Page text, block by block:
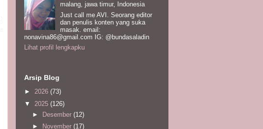
malang, jawa timur, Indonesia
Just call me AVI. Seorang editor
dan penulis konten yang suka
masak. email:
nonavina86@gmail.com IG: @bundasaladin
Lihat profil lengkapku
Arsip Blog
► 2026 (73)
▼ 2025 (126)
► Desember (12)
►
November (17)